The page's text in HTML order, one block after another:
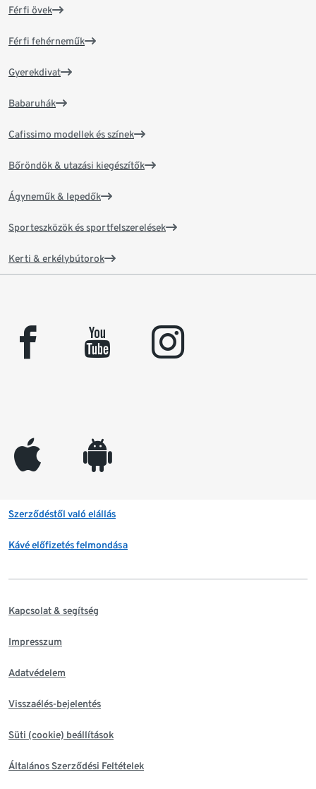
Férfi övek
Férfi fehérneműk
Gyerekdivat
Babaruhák
Cafissimo modellek és színek
Bőröndök & utazási kiegészítők
Ágyneműk & lepedők
Sporteszközök és sportfelszerelések
Kerti & erkélybútorok
facebook youtube instagram
appleinc android
Szerződéstől való elállás
Kávé előfizetés felmondása
Kapcsolat & segítség
Impresszum
Adatvédelem
Visszaélés-bejelentés
Süti (cookie) beállítások
Általános Szerződési Feltételek